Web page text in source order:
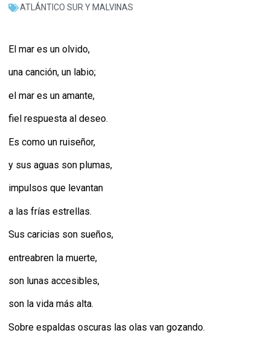
ATLÁNTICO SUR Y MALVINAS
El mar es un olvido,
una canción, un labio;
el mar es un amante,
fiel respuesta al deseo.
Es como un ruiseñor,
y sus aguas son plumas,
impulsos que levantan
a las frías estrellas.
Sus caricias son sueños,
entreabren la muerte,
son lunas accesibles,
son la vida más alta.
Sobre espaldas oscuras las olas van gozando.